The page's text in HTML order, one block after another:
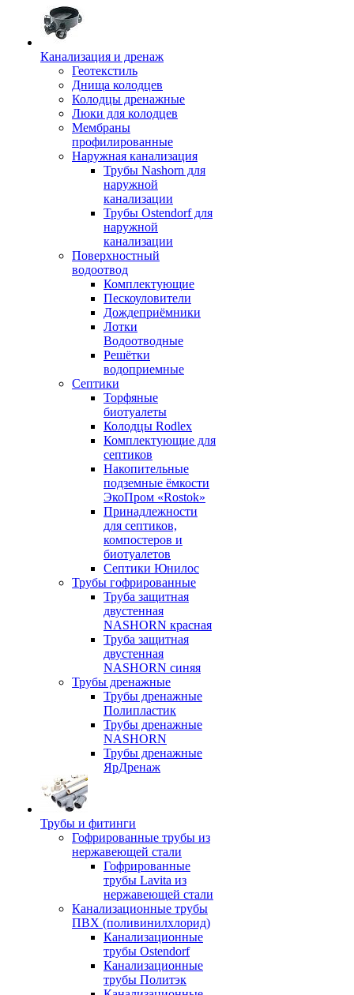
Канализация и дренаж
Геотекстиль
Днища колодцев
Колодцы дренажные
Люки для колодцев
Мембраны
профилированные
Наружная канализация
Трубы Nashorn для
наружной
канализации
Трубы Ostendorf для
наружной
канализации
Поверхностный
водоотвод
Комплектующие
Пескоуловители
Дождеприёмники
Лотки
Водоотводные
Решётки
водоприемные
Септики
Торфяные
биотуалеты
Колодцы Rodlex
Комплектующие для
септиков
Накопительные
подземные ёмкости
ЭкоПром «Rostok»
Принадлежности
для септиков,
компостеров и
биотуалетов
Септики Юнилос
Трубы гофрированные
Труба защитная
двустенная
NASHORN красная
Труба защитная
двустенная
NASHORN синяя
Трубы дренажные
Трубы дренажные
Полипластик
Трубы дренажные
NASHORN
Трубы дренажные
ЯрДренаж
Трубы и фитинги
Гофрированные трубы из
нержавеющей стали
Гофрированные
трубы Lavita из
нержавеющей стали
Канализационные трубы
ПВХ (поливинилхлорид)
Канализационные
трубы Ostendorf
Канализационные
трубы Политэк